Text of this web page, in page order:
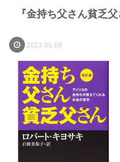
『金持ち父さん貧乏
2023.05.08